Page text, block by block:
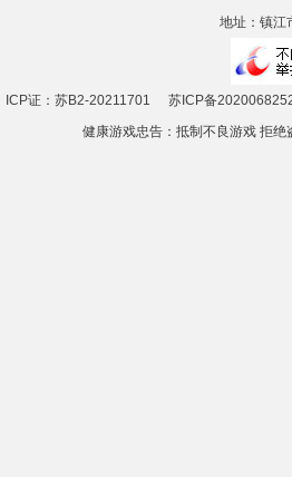
地址：镇江
ICP证：苏B2-20211701
苏ICP备
健康游戏忠告：抵制不良游戏 拒